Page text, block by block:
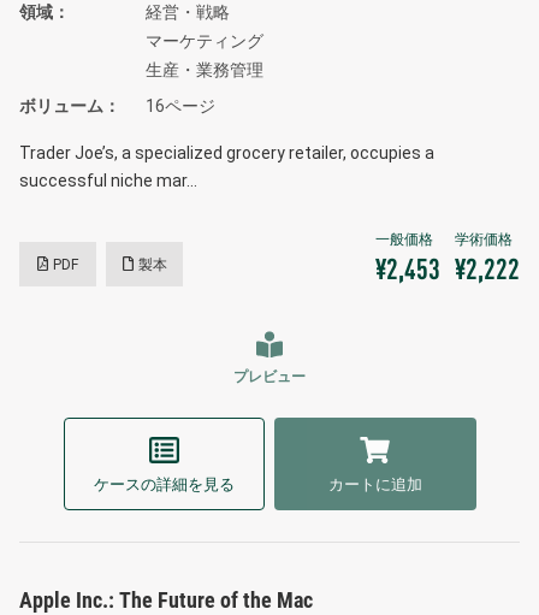
領域
経営・戦略
マーケティング
生産・業務管理
ボリューム
16ページ
Trader Joe’s, a specialized grocery retailer, occupies a
successful niche mar…
PDF 製本 ¥2,453 ¥2,222
プレビュー
ケースの詳細を見る カートに追加
Apple Inc.: The Future of the Mac